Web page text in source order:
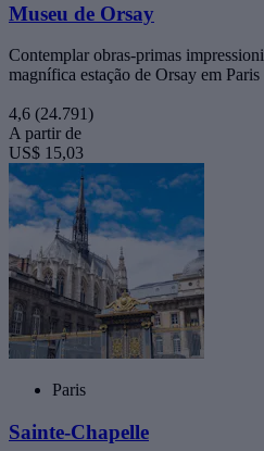
Museu de Orsay
Contemplar obras-primas
magnífica estação de Orsay em Paris
4,6 (24.791)
A partir de
US$ 15,03
Paris
Sainte-Chapelle